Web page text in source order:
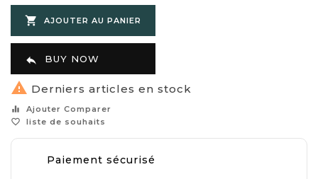
 AJOUTER AU PANIER
 BUY NOW
 Derniers articles en stock
equalizer
Ajouter Comparer
favorite_border
liste de souhaits
Paiement sécurisé